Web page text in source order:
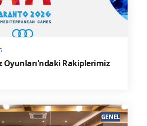
Oyunları'ndaki Rakiplerimiz
GENEL